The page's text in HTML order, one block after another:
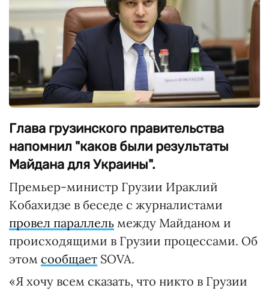
Глава грузинского правительства
напомнил "каков были результаты
Майдана для Украины".
Премьер-министр Грузии Ираклий
Кобахидзе в беседе с журналистами
провел параллель между Майданом и
происходящими в Грузии процессами. Об
этом сообщает SOVA.
«Я хочу всем сказать, что никто в Грузии